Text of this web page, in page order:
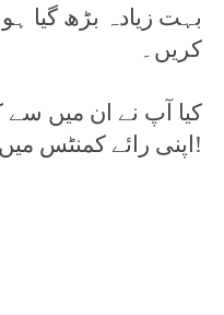
بہت زیادہ بڑھ گیا
کریں۔
کیا آپ نے ان میں سے
اپنی رائے کمنٹس میں ضرور بتائیں!